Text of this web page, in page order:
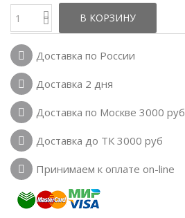
В КОРЗИНУ
Доставка по России
Доставка 2 дня
Доставка по Москве 3000 руб
Доставка до ТК 3000 руб
Принимаем к оплате on-line